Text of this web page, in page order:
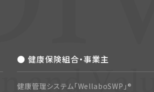
● 健康保険組合・事業主
健康管理システム「WellaboSWP」®